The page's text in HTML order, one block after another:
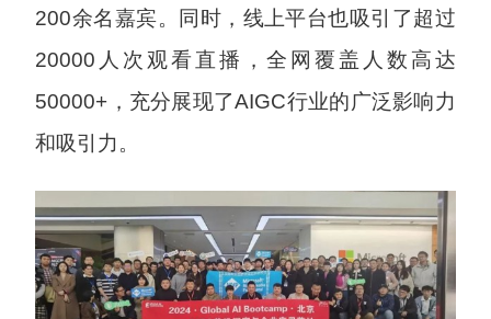
200余名嘉宾。同时，线上平台也吸引了超过
20000人次观看直播，全网覆盖人数高达
50000+，充分展现了AIGC行业的广泛影响力
和吸引力。